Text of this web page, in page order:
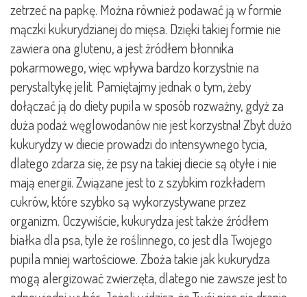
zetrzeć na papkę. Można również podawać ją w formie
mączki kukurydzianej do mięsa. Dzięki takiej formie nie
zawiera ona glutenu, a jest źródłem błonnika
pokarmowego, więc wpływa bardzo korzystnie na
perystaltykę jelit. Pamiętajmy jednak o tym, żeby
dołączać ją do diety pupila w sposób rozważny, gdyż za
duża podaż węglowodanów nie jest korzystna! Zbyt dużo
kukurydzy w diecie prowadzi do intensywnego tycia,
dlatego zdarza się, że psy na takiej diecie są otyłe i nie
mają energii. Związane jest to z szybkim rozkładem
cukrów, które szybko są wykorzystywane przez
organizm. Oczywiście, kukurydza jest także źródłem
białka dla psa, tyle że roślinnego, co jest dla Twojego
pupila mniej wartościowe. Zboża takie jak kukurydza
mogą alergizować zwierzęta, dlatego nie zawsze jest to